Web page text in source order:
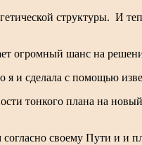
структуры. И
огромный шанс на
я и сделала с помощью
тонкого плана на
своему Пути и и